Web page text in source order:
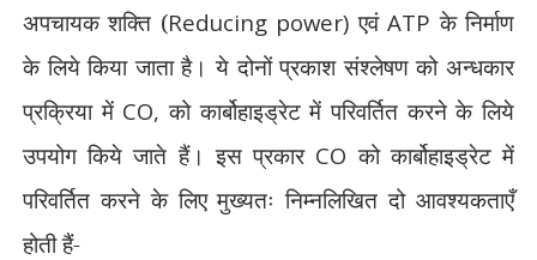
अपचायक शक्ति (Reducing power)एवंATPके निर्माण
के लिये किया जाता है। ये दोनों प्रकाश संश्लेषण को अन्धकार
प्रक्रिया में CO,को कार्बोहाइड्रेट में परिवर्तित करने के लिये
उपयोग किये जाते हैं। इस प्रकार COको कार्बोहाइड्रेट में
परिवर्तित करने के लिए मुख्यतः निम्नलिखित दो आवश्यकताएँ
होती हैं-